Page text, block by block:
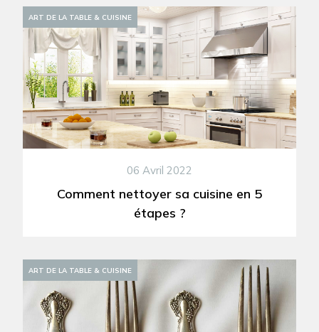
ART DE LA TABLE & CUISINE
06 Avril 2022
Comment nettoyer sa cuisine en 5
étapes ?
ART DE LA TABLE & CUISINE